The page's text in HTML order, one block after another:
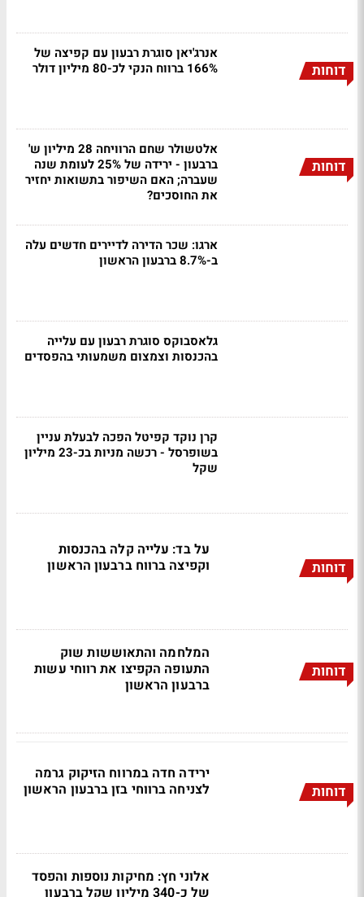
דוחות
אנרג'יאן סוגרת רבעון עם קפיצה של
166% ברווח הנקי לכ-80 מיליון דולר
דוחות
אלטשולר שחם הרוויחה 28 מיליון ש'
ברבעון - ירידה של 25% לעומת שנה
שעברה; האם השיפור בתשואות יחזיר
את החוסכים?
ארגו: שכר הדירה לדיירים חדשים עלה
ב-8.7% ברבעון הראשון
גלאסבוקס סוגרת רבעון עם עלייה
בהכנסות וצמצום משמעותי בהפסדים
קרן נוקד קפיטל הפכה לבעלת עניין
בשופרסל - רכשה מניות בכ-23 מיליון
שקל
דוחות
על בד: עלייה קלה בהכנסות
וקפיצה ברווח ברבעון הראשון
דוחות
המלחמה והתאוששות שוק
התעופה הקפיצו את רווחי עשות
ברבעון הראשון
דוחות
ירידה חדה במרווח הזיקוק גרמה
לצניחה ברווחי בזן ברבעון הראשון
אלוני חץ: מחיקות נוספות והפסד
של כ-340 מיליון שקל ברבעון